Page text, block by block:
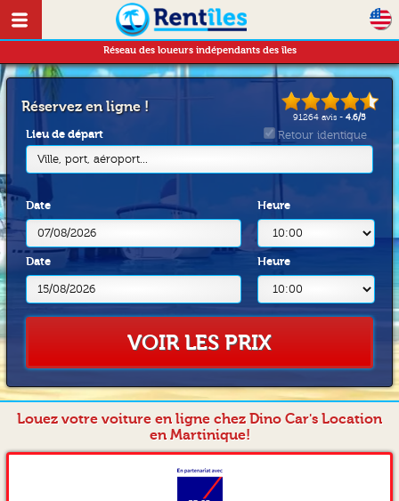
Réseau des loueurs indépendants des îles
91264 avis -4.6/5
Réservez en ligne !
Lieu de départ
Ville, port, aéroport...
Retour identique
Date Heure
Date Heure
VOIR LES PRIX
Louez votre voiture en ligne chez Dino Car's Location
en Martinique!